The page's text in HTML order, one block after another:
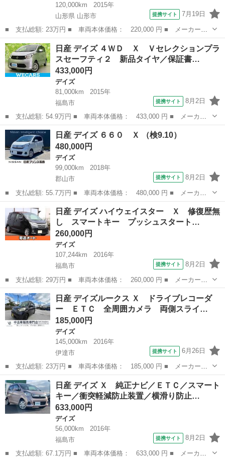
120,000km
2015年
山形県 山形市
提携サイト 7月19日
■ 支払総額: 23万円 ■ 車両本体価格： 220,000 円 ■ メーカー
名： 日産 ■ 車種名： デイズ ■ グレード名： Ｘ アラウンド
ビューモニター／社外アルミホイール／プッシュスタート／スマート
キー／ＥＴＣ ■...
山形 山形市 デイズ
日産 デイズ ４ＷＤ Ｘ Ｖセレクションプラ
スセーフティ２ 新品タイヤ／保証書…
433,000円
デイズ
81,000km
2015年
福島市
提携サイト 8月2日
■ 支払総額: 54.9万円 ■ 車両本体価格： 433,000 円 ■ メーカー
名： 日産 ■ 車種名： デイズ ■ グレード名： ４ＷＤ Ｘ Ｖ
セレクションプラスセーフティ２ 新品タイヤ／保証書／衝突安全装
置／シートヒ...
福島 福島市 デイズ
日産 デイズ ６６０ Ｘ （検9.10）
480,000円
デイズ
99,000km
2018年
郡山市
提携サイト 8月2日
■ 支払総額: 55.7万円 ■ 車両本体価格： 480,000 円 ■ メーカー
名： 日産 ■ 車種名： デイズ ■ グレード名： ６６０ Ｘ ■
排気量： 660cc ■ ドア枚数： 5D ■ ミッション： インパネA...
福島 郡山市 デイズ
日産 デイズ ハイウェイスター Ｘ 修復歴無
し スマートキー プッシュスタート…
260,000円
デイズ
107,244km
2016年
福島市
提携サイト 8月2日
■ 支払総額: 29万円 ■ 車両本体価格： 260,000 円 ■ メーカー
名： 日産 ■ 車種名： デイズ ■ グレード名： ハイウェイスタ
ー Ｘ 修復歴無し スマートキー プッシュスタート アイドリン
グストップ タイ...
福島 福島市 デイズ
日産 デイズルークス Ｘ ドライブレコーダ
ー ＥＴＣ 全周囲カメラ 両側スライ…
185,000円
デイズ
145,000km
2016年
伊達市
提携サイト 6月26日
■ 支払総額: 23万円 ■ 車両本体価格： 185,000 円 ■ メーカー
名： 日産 ■ 車種名： デイズルークス ■ グレード名： Ｘ ド
ライブレコーダー ＥＴＣ 全周囲カメラ 両側スライド・片側電
動 ナビ ＴＶ 衝...
福島 伊達市 デイズ
日産 デイズ Ｘ 純正ナビ／ＥＴＣ／スマート
キー／衝突軽減防止装置／横滑り防止…
633,000円
デイズ
56,000km
2016年
福島市
提携サイト 8月2日
■ 支払総額: 67.1万円 ■ 車両本体価格： 633,000 円 ■ メーカー